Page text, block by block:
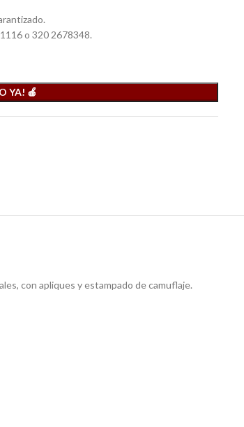
o 320 2678348.
YA! 🍎
con apliques y estampado de camuflaje.